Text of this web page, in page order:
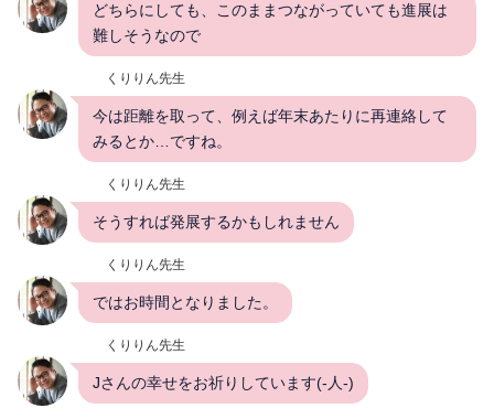
どちらにしても、このままつながっていても進展は
難しそうなので
くりりん先生
今は距離を取って、例えば年末あたりに再連絡して
みるとか…ですね。
くりりん先生
そうすれば発展するかもしれません
くりりん先生
ではお時間となりました。
くりりん先生
Jさんの幸せをお祈りしています(-人-)